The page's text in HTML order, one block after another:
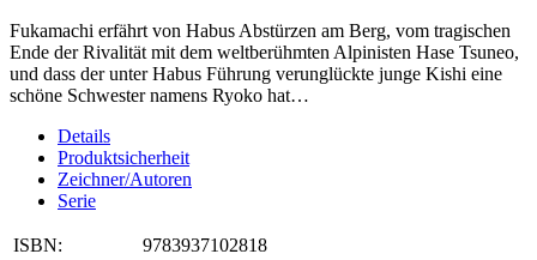
Fukamachi erfährt von Habus Abstürzen am Berg, vom tragischen
Ende der Rivalität mit dem weltberühmten Alpinisten Hase Tsuneo,
und dass der unter Habus Führung verunglückte junge Kishi eine
schöne Schwester namens Ryoko hat…
Details
Produktsicherheit
Zeichner/Autoren
Serie
ISBN:
9783937102818